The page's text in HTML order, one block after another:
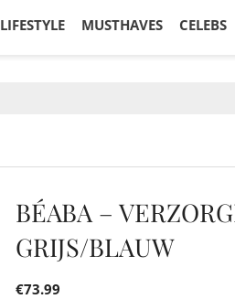
LIFESTYLE MUSTHAVES CELEBS
BÉABA –
GRIJS/BLAUW
€73.99